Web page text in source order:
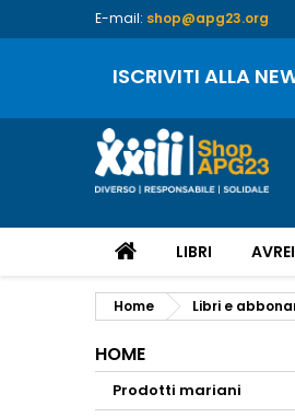
E-mail: shop@apg23.org
ISCRIVITI ALLA
LIBRI
Home Libri e
HOME
Prodotti mariani